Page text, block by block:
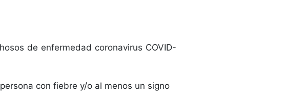
de enfermedad coronavirus COVID-
con fiebre y/o al menos un signo